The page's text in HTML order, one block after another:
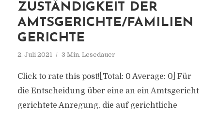
STÄNDIGKEIT DER AM
TSGERICHTE/FAMILIENGE
RICHTE
2. Juli 2021 3 Min. Lesedauer
Click to rate this post![Total: 0 Average: 0] Für
die Entscheidung über eine an ein Amtsgericht
gerichtete Anregung, die auf gerichtliche